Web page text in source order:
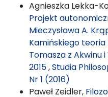
Agnieszka Lekka-
Projekt
Mieczysława A.
Kamińskiego
Tomasza z Akwinu
2015,Studia
Nr 1 (2016)
Paweł Zeidler,